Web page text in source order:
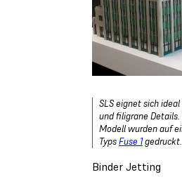
SLS eignet sich
und filigrane
Modell wurden auf
TypsFuse 1gedruckt.
Binder Jetting